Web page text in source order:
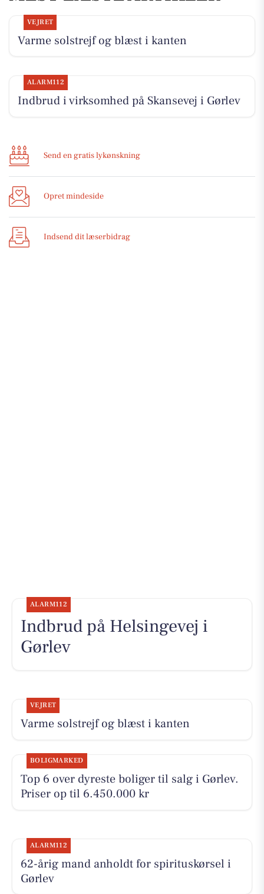
VEJRET
Varme solstrejf og blæst i kanten
ALARM112
Indbrud i virksomhed på Skansevej i Gørlev
Send en gratis lykønskning
Opret mindeside
Indsend dit læserbidrag
ALARM112
Indbrud på Helsingevej i
Gørlev
VEJRET
Varme solstrejf og blæst i kanten
BOLIGMARKED
Top 6 over dyreste boliger til salg i Gørlev.
Priser op til 6.450.000 kr
ALARM112
62-årig mand anholdt for spirituskørsel i
Gørlev